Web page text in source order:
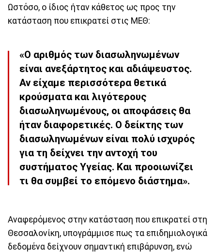
Ωστόσο, ο ίδιος ήταν κάθετος ως προς την
κατάσταση που επικρατεί στις ΜΕΘ:
«Ο αριθμός των διασωληνωμένων
είναι ανεξάρτητος και αδιάψευστος.
Αν είχαμε περισσότερα θετικά
κρούσματα και λιγότερους
διασωληνωμένους, οι αποφάσεις θα
ήταν διαφορετικές. Ο δείκτης των
διασωληνωμένων είναι πολύ ισχυρός
για τη δείχνει την αντοχή του
συστήματος Υγείας. Και προοιωνίζει
τι θα συμβεί το επόμενο διάστημα».
Αναφερόμενος στην κατάσταση που επικρατεί στη
Θεσσαλονίκη, υπογράμμισε πως τα επιδημιολογικά
δεδομένα δείχνουν σημαντική επιβάρυνση, ενώ